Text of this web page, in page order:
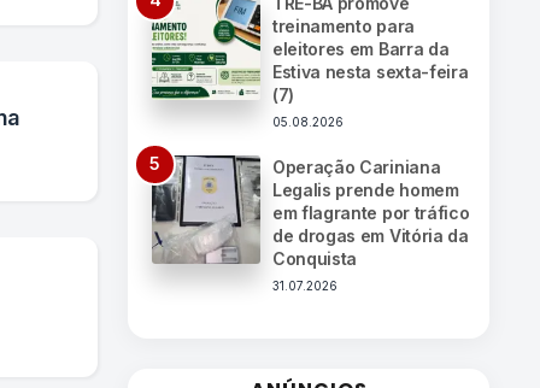
treinamento para
eleitores em Barra da
Estiva nesta sexta-feira
(7)
05.08.2026
Operação Cariniana
Legalis prende homem
em flagrante por tráfico
de drogas em Vitória da
Conquista
31.07.2026